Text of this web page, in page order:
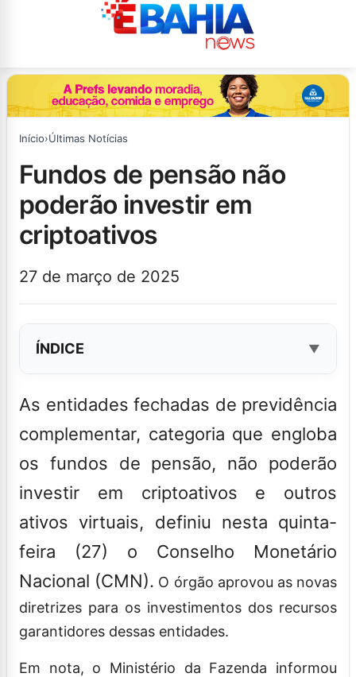
Início›Últimas Notícias
fundos de pensão não
poderão investir em
criptoativos
27 de março de 2025
ÍNDICE
As entidades fechadas de previdência
complementar, categoria que engloba
os fundos de pensão, não poderão
investir em criptoativos e outros
ativos virtuais, definiu nesta quinta-
feira (27) o Conselho Monetário
Nacional (CMN). O órgão aprovou as novas
diretrizes para os investimentos dos recursos
garantidores dessas entidades.
Em nota, o Ministério da Fazenda informou